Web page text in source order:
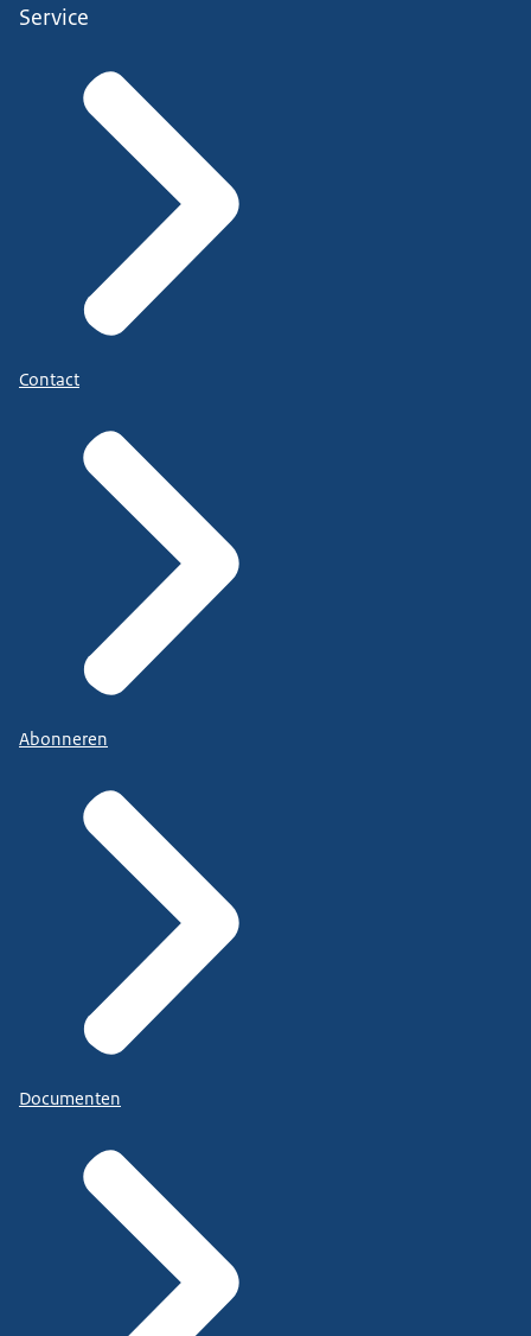
Service
Contact
Abonneren
Documenten